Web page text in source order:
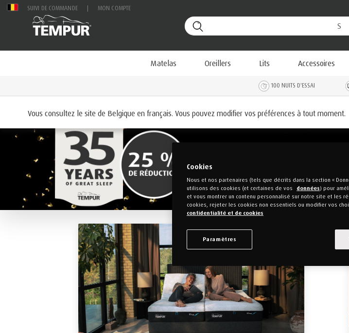
SUIVI DE COMMANDE MON COMPTE
Matelas Oreillers Lits Accessoires
100 NUITS D'ESSAI
Vous consultez le site de Belgique en français. Vous pouvez modifier vos préférences à tout moment.
Cookies
Nous et nos partenaires (tels que décrits dans la section «
utilisons des cookies (et certaines de vos
données) pour
et vous montrer un contenu personnalisé sur notre site et les
cookies, rejeter les cookies non essentiels ou modifier vos
confidentialité et de cookies
Paramètres